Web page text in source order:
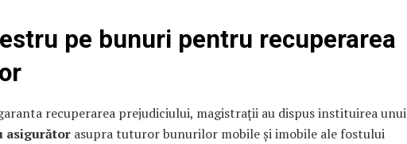
pe bunuri pentru recuperarea
recuperarea prejudiciului, magistrații au dispus instituirea unui
asigurător asupra tuturor bunurilor mobile și imobile ale fostului